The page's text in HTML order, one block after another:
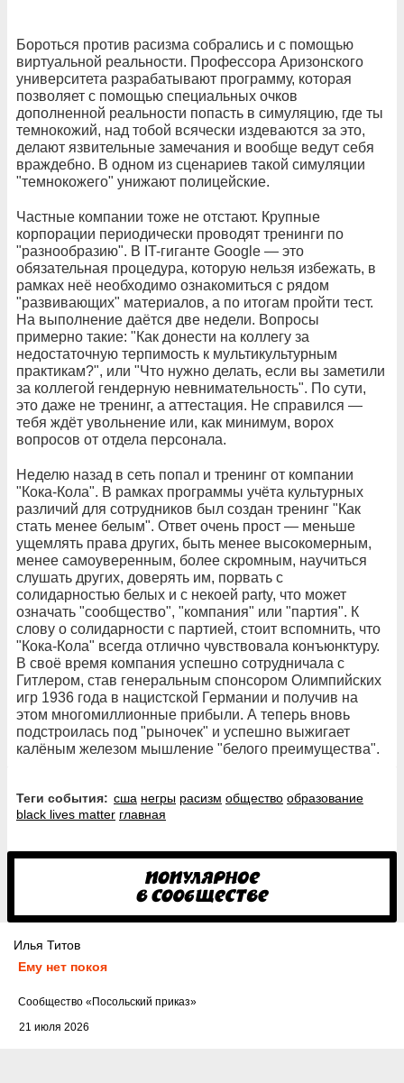
Бороться против расизма собрались и с помощью
виртуальной реальности. Профессора Аризонского
университета разрабатывают программу, которая
позволяет с помощью специальных очков
дополненной реальности попасть в симуляцию, где ты
темнокожий, над тобой всячески издеваются за это,
делают язвительные замечания и вообще ведут себя
враждебно. В одном из сценариев такой симуляции
"темнокожего" унижают полицейские.
Частные компании тоже не отстают. Крупные
корпорации периодически проводят тренинги по
"разнообразию". В IT-гиганте Google — это
обязательная процедура, которую нельзя избежать, в
рамках неё необходимо ознакомиться с рядом
"развивающих" материалов, а по итогам пройти тест.
На выполнение даётся две недели. Вопросы
примерно такие: "Как донести на коллегу за
недостаточную терпимость к мультикультурным
практикам?", или "Что нужно делать, если вы заметили
за коллегой гендерную невнимательность". По сути,
это даже не тренинг, а аттестация. Не справился —
тебя ждёт увольнение или, как минимум, ворох
вопросов от отдела персонала.
Неделю назад в сеть попал и тренинг от компании
"Кока-Кола". В рамках программы учёта культурных
различий для сотрудников был создан тренинг "Как
стать менее белым". Ответ очень прост — меньше
ущемлять права других, быть менее высокомерным,
менее самоуверенным, более скромным, научиться
слушать других, доверять им, порвать с
солидарностью белых и с некоей party, что может
означать "сообщество", "компания" или "партия". К
слову о солидарности с партией, стоит вспомнить, что
"Кока-Кола" всегда отлично чувствовала конъюнктуру.
В своё время компания успешно сотрудничала с
Гитлером, став генеральным спонсором Олимпийских
игр 1936 года в нацистской Германии и получив на
этом многомиллионные прибыли. А теперь вновь
подстроилась под "рыночек" и успешно выжигает
калёным железом мышление "белого преимущества".
Теги события: сша негры расизм общество образование
black lives matter главная
Илья Титов
Ему нет покоя
21 июля 2026
Cообщество «Посольский приказ»